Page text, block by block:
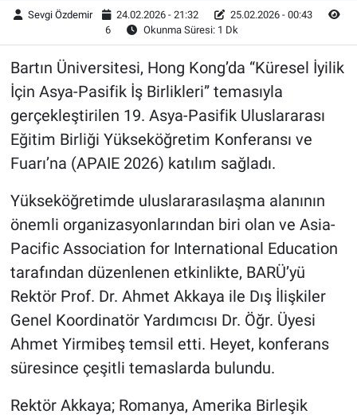
Sevgi Özdemir 24.02.2026 - 21:32
25.02.2026 - 00:43
6
Okunma Süresi: 1 Dk
Bartın Üniversitesi, Hong Kong’da “Küresel İyilik
İçin Asya-Pasifik İş Birlikleri” temasıyla
gerçekleştirilen 19. Asya-Pasifik Uluslararası
Eğitim Birliği Yükseköğretim Konferansı ve
Fuarı’na (APAIE 2026) katılım sağladı.
Yükseköğretimde uluslararasılaşma alanının
önemli organizasyonlarından biri olan ve Asia-
Pacific Association for International Education
tarafından düzenlenen etkinlikte, BARÜ’yü
Rektör Prof. Dr. Ahmet Akkaya ile Dış İlişkiler
Genel Koordinatör Yardımcısı Dr. Öğr. Üyesi
Ahmet Yirmibeş temsil etti. Heyet, konferans
süresince çeşitli temaslarda bulundu.
Rektör Akkaya; Romanya, Amerika Birleşik